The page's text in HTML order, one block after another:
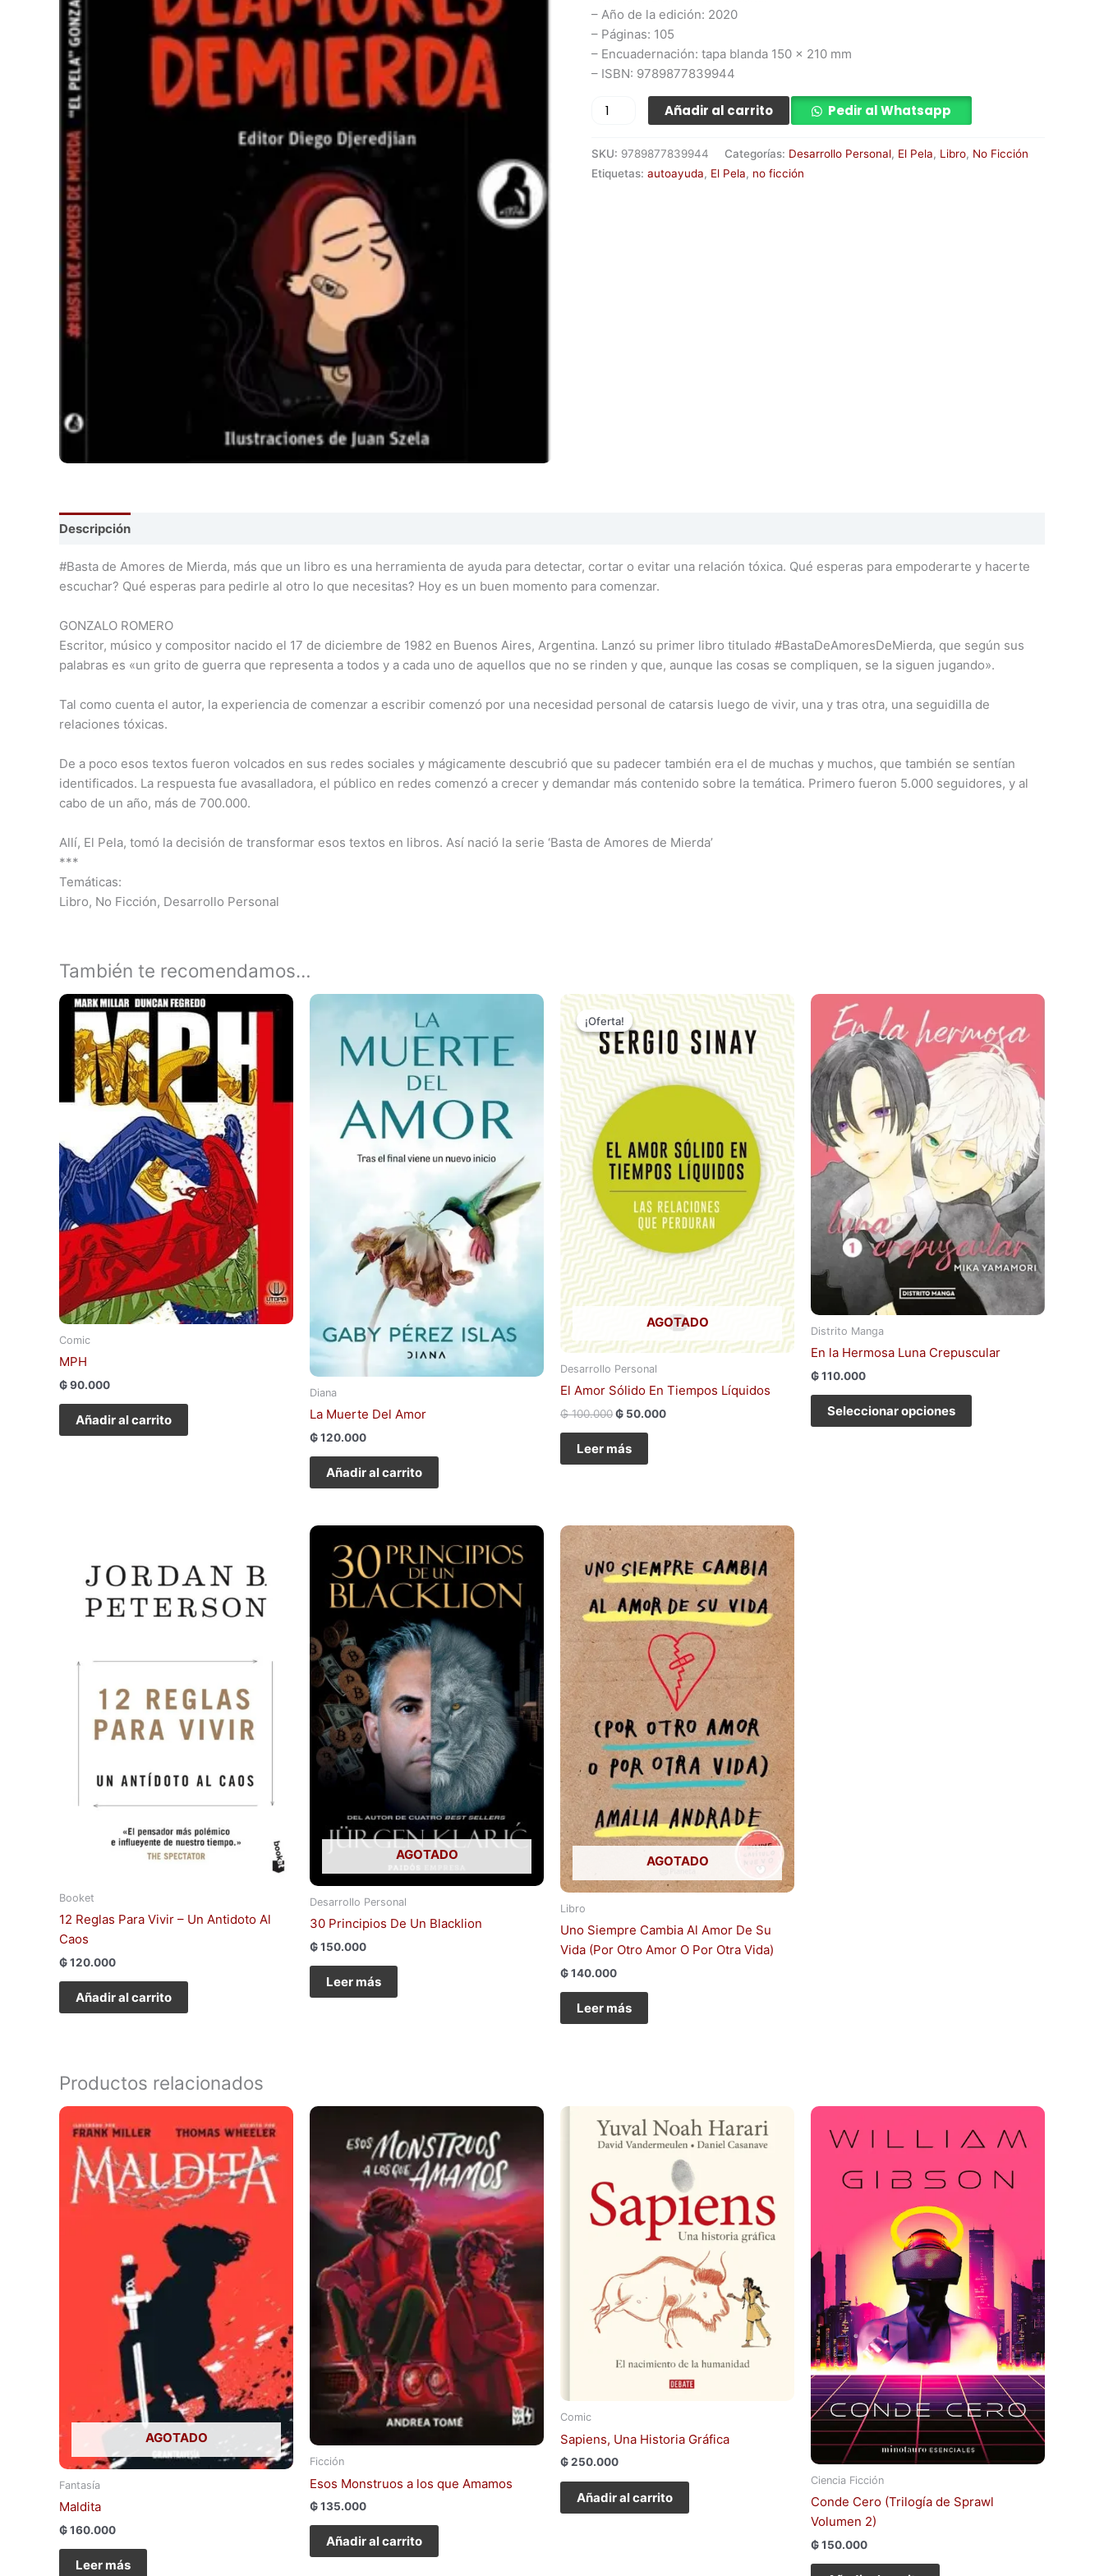
– Año de la edición: 2020
– Páginas: 105
– Encuadernación: tapa blanda 150 x 210 mm
– ISBN: 9789877839944
Añadir al carrito Pedir al Whatsapp
SKU: 9789877839944 Categorías: Desarrollo Personal, El Pela, Libro, No Ficción
Etiquetas: autoayuda, El Pela, no ficción
Descripción
#Basta de Amores de Mierda, más que un libro es una herramienta de ayuda para detectar, cortar o evitar una relación tóxica. Qué esperas para empoderarte y hacerte
escuchar? Qué esperas para pedirle al otro lo que necesitas? Hoy es un buen momento para comenzar.
GONZALO ROMERO
Escritor, músico y compositor nacido el 17 de diciembre de 1982 en Buenos Aires, Argentina. Lanzó su primer libro titulado #BastaDeAmoresDeMierda, que según sus
palabras es «un grito de guerra que representa a todos y a cada uno de aquellos que no se rinden y que, aunque las cosas se compliquen, se la siguen jugando».
Tal como cuenta el autor, la experiencia de comenzar a escribir comenzó por una necesidad personal de catarsis luego de vivir, una y tras otra, una seguidilla de
relaciones tóxicas.
De a poco esos textos fueron volcados en sus redes sociales y mágicamente descubrió que su padecer también era el de muchas y muchos, que también se sentían
identificados. La respuesta fue avasalladora, el público en redes comenzó a crecer y demandar más contenido sobre la temática. Primero fueron 5.000 seguidores, y al
cabo de un año, más de 700.000.
Allí, El Pela, tomó la decisión de transformar esos textos en libros. Así nació la serie ‘Basta de Amores de Mierda’
***
Temáticas:
Libro, No Ficción, Desarrollo Personal
También te recomendamos…
Comic
MPH
₲90.000
Añadir al carrito
Diana
La Muerte Del Amor
₲120.000
Añadir al carrito
¡Oferta!
AGOTADO
¡Oferta!
Desarrollo Personal
El Amor Sólido En Tiempos Líquidos
₲100.000
El
precio
original
era:
₲ 100.000.
₲ 50.000
El
precio
actual
es:
₲ 50.000.
Leer más
Distrito Manga
En la Hermosa Luna Crepuscular
₲110.000
Seleccionar opciones
producto
tiene
múltiples
variantes.
Las
opciones
se
pueden
elegir
en
página
de
producto
Booket
12 Reglas Para Vivir – Un Antidoto Al
Caos
₲120.000
Añadir al carrito
AGOTADO
Desarrollo Personal
30 Principios De Un Blacklion
₲150.000
Leer más
AGOTADO
Libro
Uno Siempre Cambia Al Amor De Su
Vida (Por Otro Amor O Por Otra Vida)
₲140.000
Leer más
Productos relacionados
AGOTADO
Fantasía
Maldita
₲160.000
Leer más
Ficción
Esos Monstruos a los que Amamos
₲135.000
Añadir al carrito
Comic
Sapiens, Una Historia Gráfica
₲250.000
Añadir al carrito
Ciencia Ficción
Conde Cero (Trilogía de Sprawl
Volumen 2)
₲150.000